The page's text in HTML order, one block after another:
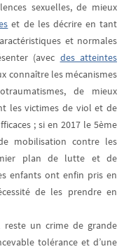
sexuelles, de mieux
et de les décrire en tant
et normales
(avec des atteintes
connaître les mécanismes
de mieux
les victimes de viol et de
; si en 2017 le 5ème
mobilisation contre les
plan de lutte et de
enfants ont enfin pris en
de les prendre en
reste un crime de grande
tolérance et d’une